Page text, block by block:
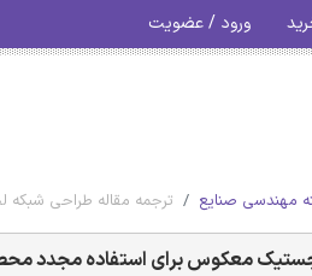
ورود / عضویت
مهندسی صنایع ترجمه مقاله طراحی
معکوس برای استفاده مجدد